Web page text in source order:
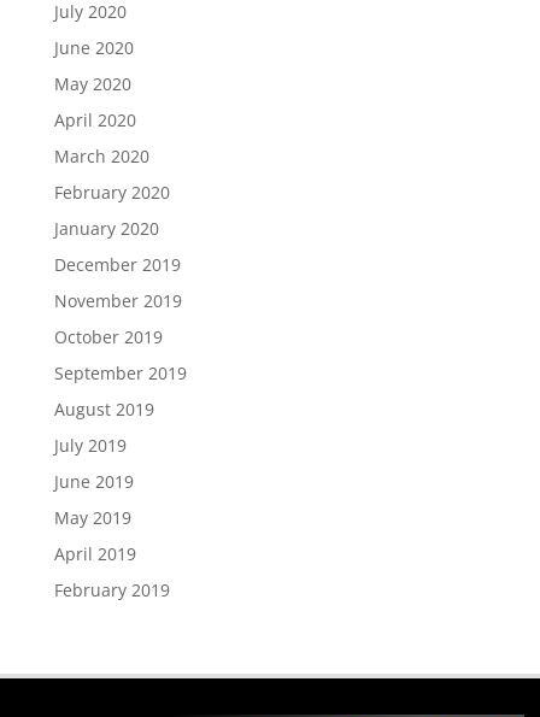
July 2020
June 2020
May 2020
April 2020
March 2020
February 2020
January 2020
December 2019
November 2019
October 2019
September 2019
August 2019
July 2019
June 2019
May 2019
April 2019
February 2019